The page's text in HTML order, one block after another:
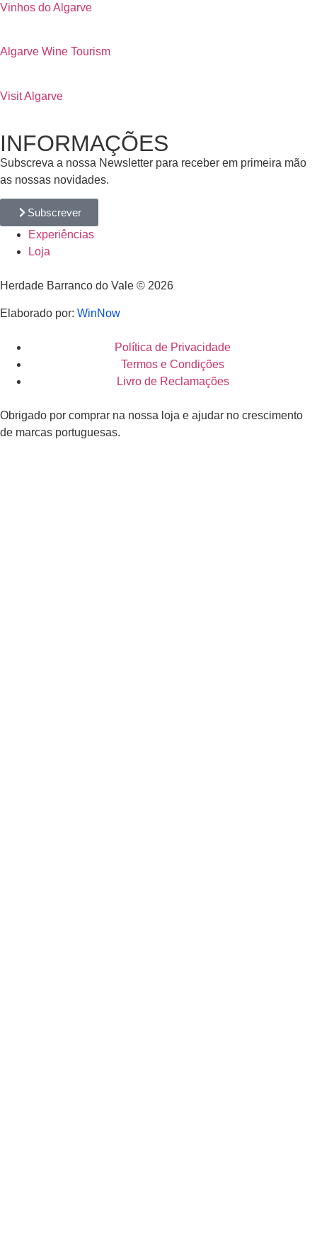
Vinhos do Algarve
Algarve Wine Tourism
Visit Algarve
INFORMAÇÕES
Subscreva a nossa Newsletter para receber em primeira mão
as nossas novidades.
Subscrever
Experiências
Loja
Herdade Barranco do Vale © 2026
Elaborado por: WinNow
Política de Privacidade
Termos e Condições
Livro de Reclamações
Obrigado por comprar na nossa loja e ajudar no crescimento
de marcas portuguesas.